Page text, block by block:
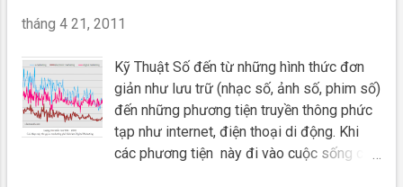
tháng 4 21, 2011
Kỹ Thuật Số đến từ những hình thức đơn
giản như lưu trữ (nhạc số, ảnh số, phim số)
đến những phương tiện truyền thông phức
tạp như internet, điện thoại di động. Khi
các phương tiện này đi vào cuộc sống con